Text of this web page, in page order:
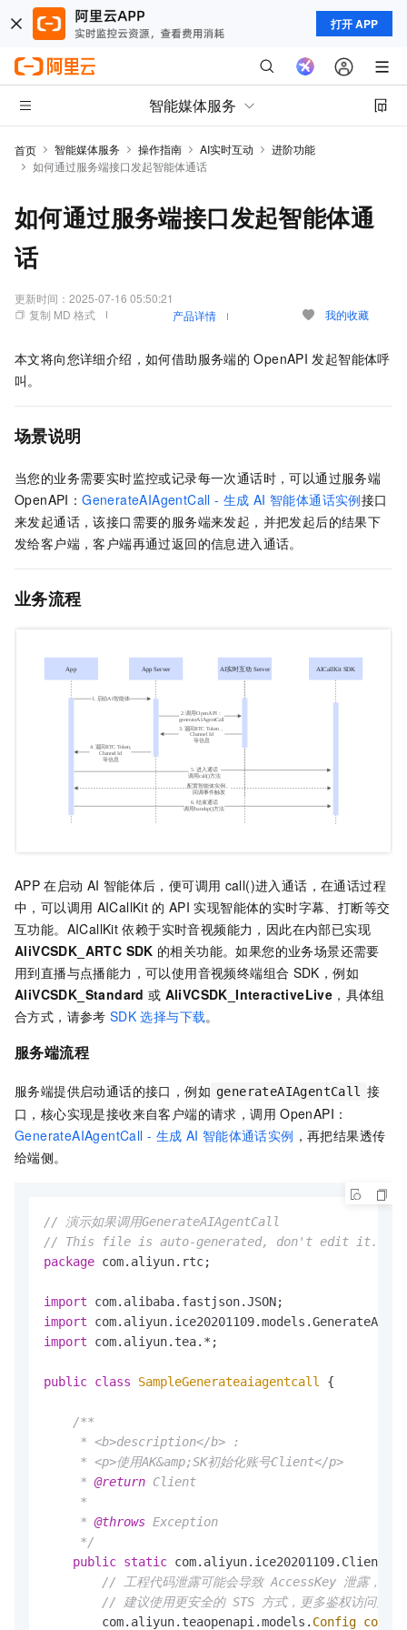
打开 APP
智能媒体服务
首页 智能媒体服务 操作指南 AI实时互动
进阶功能
如何通过服务端接口发起智能体通话
如何通过服务端接口发起智能体通
话
更新时间： 2025-07-16 05:50:21
复制 MD 格式
产品详情 我的收藏
本文将向您详细介绍，如何借助服务端的 OpenAPI 发起智能体呼
叫。
场景说明
当您的业务需要实时监控或记录每一次通话时，可以通过服务端
OpenAPI：GenerateAIAgentCall - 生成 AI 智能体通话实例接口
来发起通话，该接口需要的服务端来发起，并把发起后的结果下
发给客户端，客户端再通过返回的信息进入通话。
业务流程
APP 在启动 AI 智能体后，便可调用 call()进入通话，在通话过程
中，可以调用 AICallKit 的 API 实现智能体的实时字幕、打断等交
互功能。AICallKit 依赖于实时音视频能力，因此在内部已实现
AliVCSDK_ARTC SDK 的相关功能。如果您的业务场景还需要
用到直播与点播能力，可以使用音视频终端组合 SDK，例如
AliVCSDK_Standard 或 AliVCSDK_InteractiveLive ，具体组
合方式，请参考 SDK 选择与下载。
服务端流程
服务端提供启动通话的接口，例如 generateAIAgentCall
接
口，核心实现是接收来自客户端的请求，调用 OpenAPI：
GenerateAIAgentCall - 生成 AI 智能体通话实例 ，再把结果透传
给端侧。
// 演示如果调用GenerateAIAgentCall
// This file is auto-generated, don't edit it.
package com.aliyun.rtc;
import
import
import com.aliyun.tea.*;
public class SampleGenerateaiagentcall {
/**
     * <b>description</b> :
     * <p>使用AK&amp;SK初始化账号Client</p>
     *
@return Client
     *
     *
@throws Exception
     */
public static com.aliyun.ice20201109.Client
// 工程代码泄露可能会导致 AccessKey 泄露，并威
// 建议使用更安全的 STS 方式，更多鉴权访问
        com.aliyun.teaopenapi.models.
Config config